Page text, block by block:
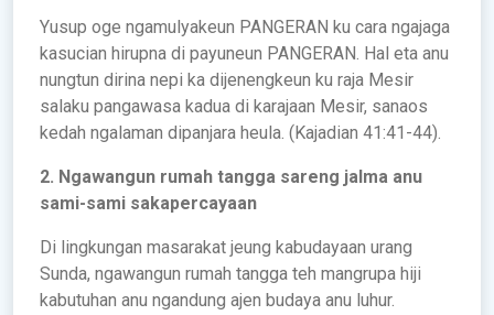
Yusup oge ngamulyakeun PANGERAN ku cara ngajaga
kasucian hirupna di payuneun PANGERAN. Hal eta anu
nungtun dirina nepi ka dijenengkeun ku raja Mesir
salaku pangawasa kadua di karajaan Mesir, sanaos
kedah ngalaman dipanjara heula. (Kajadian 41:41-44).
2. Ngawangun rumah tangga sareng jalma anu
sami-sami sakapercayaan
Di lingkungan masarakat jeung kabudayaan urang
Sunda, ngawangun rumah tangga teh mangrupa hiji
kabutuhan anu ngandung ajen budaya anu luhur.